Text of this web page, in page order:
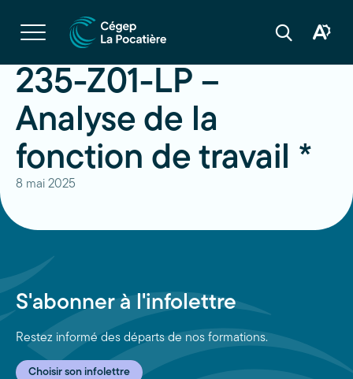
Ouvrir
la
navigation
site
Ouvrir
Ouvrir
235-Z01-LP –
Analyse de la
fonction de travail *
8 mai 2025
S'abonner à l'infolettre
Restez informé des départs de nos formations.
Choisir son infolettre